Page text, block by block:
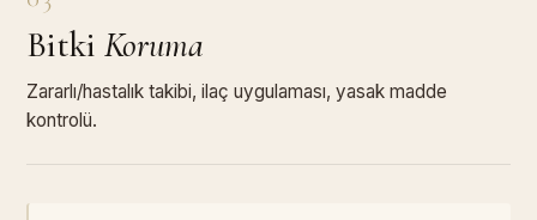
Bitki Koruma
Zararlı/hastalık takibi, ilaç uygulaması, yasak madde
kontrolü.